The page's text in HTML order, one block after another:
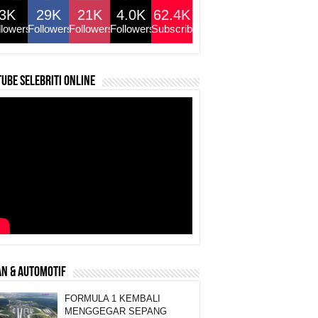
29K
Followers
21K
Followers
4.0K
Followers
62.4K
Subscribers
selebriti online
& AUTOMOTIF
FORMULA 1 KEMBALI
MENGGEGAR SEPANG